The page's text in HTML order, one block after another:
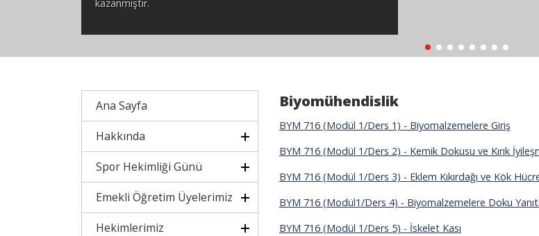
Ana Sayfa
Hakkında
Spor Hekimliği Günü
Emekli Öğretim Üyelerimiz
Hekimlerimiz
Biyomühendislik
BYM 716 (Modül 1/Ders 1) - Biyomalzemelere Giriş
BYM 716 (Modül 1/Ders 2) - Kemik Dokusu ve Kırık
BYM 716 (Modül 1/Ders 3) - Eklem Kıkırdağı ve Kök
BYM 716 (Modül1/Ders 4) - Biyomalzemelere Doku Yanıtı
BYM 716 (Modül 1/Ders 5) - İskelet Kası